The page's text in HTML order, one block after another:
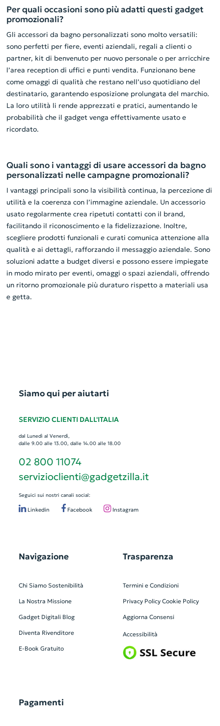
Per quali occasioni sono più adatti questi gadget
promozionali?
Gli accessori da bagno personalizzati sono molto versatili:
sono perfetti per fiere, eventi aziendali, regali a clienti o
partner, kit di benvenuto per nuovo personale o per arricchire
l’area reception di uffici e punti vendita. Funzionano bene
come omaggi di qualità che restano nell’uso quotidiano del
destinatario, garantendo esposizione prolungata del marchio.
La loro utilità li rende apprezzati e pratici, aumentando le
probabilità che il gadget venga effettivamente usato e
ricordato.
Quali sono i vantaggi di usare accessori da bagno
personalizzati nelle campagne promozionali?
I vantaggi principali sono la visibilità continua, la percezione di
utilità e la coerenza con l’immagine aziendale. Un accessorio
usato regolarmente crea ripetuti contatti con il brand,
facilitando il riconoscimento e la fidelizzazione. Inoltre,
scegliere prodotti funzionali e curati comunica attenzione alla
qualità e ai dettagli, rafforzando il messaggio aziendale. Sono
soluzioni adatte a budget diversi e possono essere impiegate
in modo mirato per eventi, omaggi o spazi aziendali, offrendo
un ritorno promozionale più duraturo rispetto a materiali usa
e getta.
Siamo qui per aiutarti
SERVIZIO CLIENTI DALL'ITALIA
dal Lunedì al Venerdì,
dalle 9.00 alle 13.00, dalle 14.00 alle 18.00
02 800 11074
servizioclienti@gadgetzilla.it
Seguici sui nostri canali social:
Linkedin Facebook Instagram
Navigazione
Chi Siamo Sostenibilità
La Nostra Missione
Gadget Digitali Blog
Diventa Rivenditore
E-Book Gratuito
Trasparenza
Termini e Condizioni
Privacy Policy Cookie Policy
Aggiorna Consensi
Accessibilità
Pagamenti